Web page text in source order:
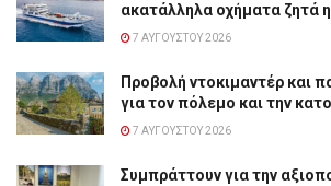
ακατάλληλα οχήματα ζητά
7 ΑΥΓΟΎΣΤΟΥ 2026
Προβολή ντοκιμαντέρ και
για τον πόλεμο και την
7 ΑΥΓΟΎΣΤΟΥ 2026
Συμπράττουν για την